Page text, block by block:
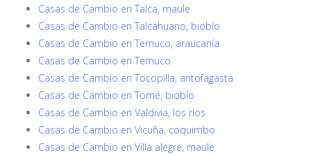
Casas de Cambio en Talca, maule
Casas de Cambio en Talcahuano, biobío
Casas de Cambio en Temuco, araucanía
Casas de Cambio en Temuco
Casas de Cambio en Tocopilla, antofagasta
Casas de Cambio en Tomé, biobío
Casas de Cambio en Valdivia, los ríos
Casas de Cambio en Vicuña, coquimbo
Casas de Cambio en Villa alegre, maule